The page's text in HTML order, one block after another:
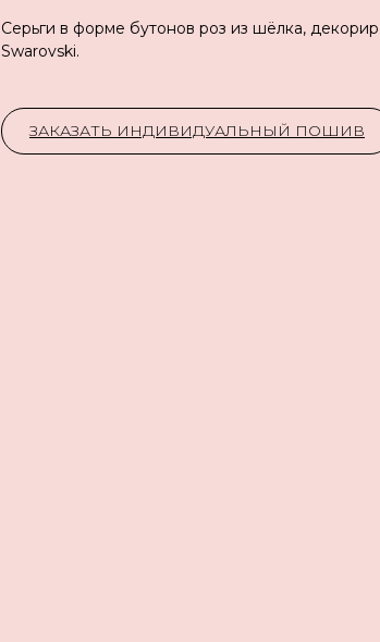
Серьги в форме бутонов роз из шёлка,
Swarovski.
ЗАКАЗАТЬ ИНДИВИДУАЛЬНЫЙ ПОШИВ